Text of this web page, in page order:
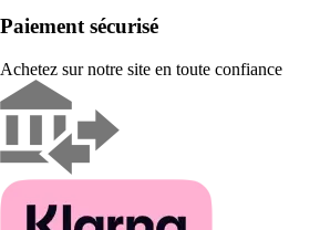
Paiement sécurisé
Achetez sur notre site en toute confiance